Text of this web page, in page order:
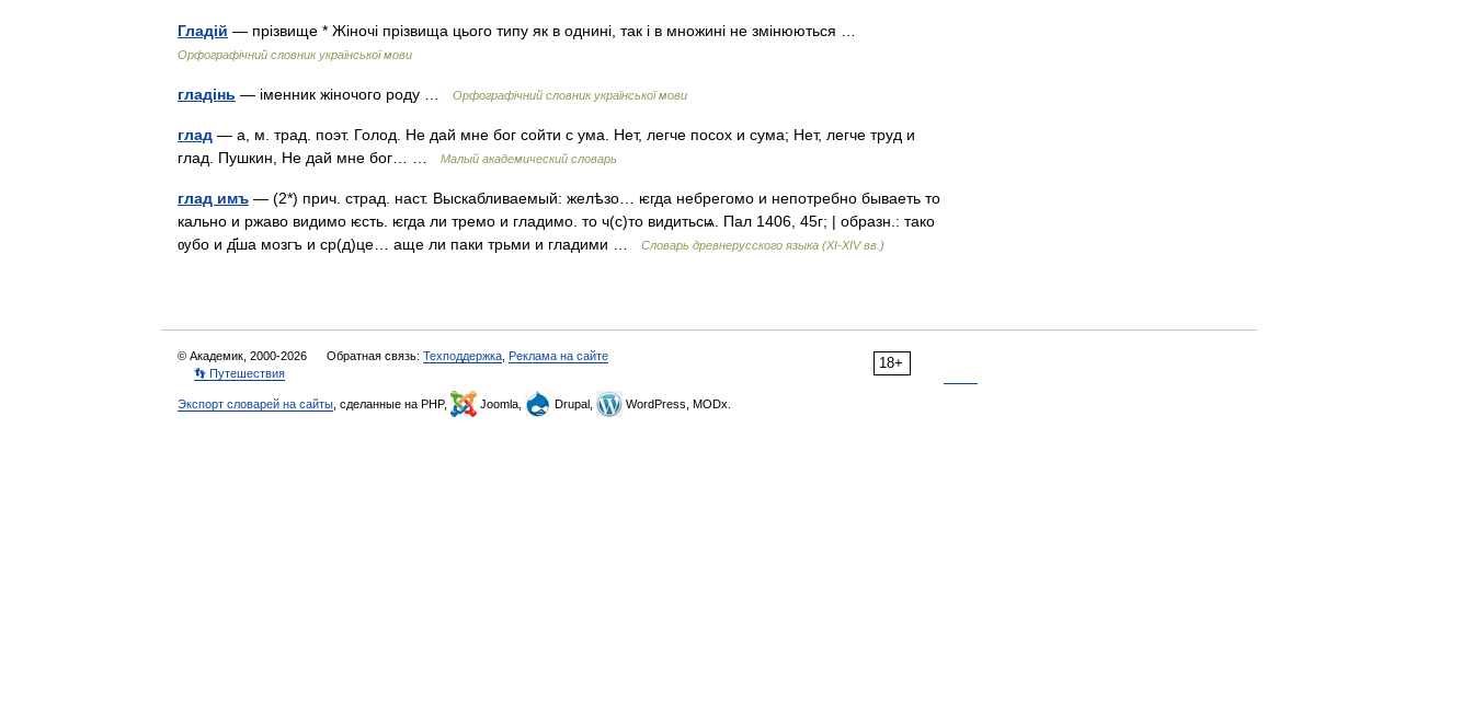
Гладій — прізвище * Жіночі прізвища цього типу як в однині, так і в множині не змінюються …
Орфографічний словник української мови
гладінь — іменник жіночого роду … Орфографічний словник української мови
глад — а, м. трад. поэт. Голод. Не дай мне бог сойти с ума. Нет, легче посох и сума; Нет, легче труд и
глад. Пушкин, Не дай мне бог… …
Малый академический словарь
глад имъ — (2*) прич. страд. наст. Выскабливаемый: желѣзо… ѥгда небрегомо и непотребно бываеть то
кально и ржаво видимо ѥсть. ѥгда ли тремо и гладимо. то ч(с)то видитьсѩ. Пал 1406, 45г; | образн.: тако
ѹбо и д҃ша мозгъ и ср(д)це… аще ли паки трьми и гладими …
Словарь древнерусского языка (XI-XIV вв.)
18+
© Академик, 2000-2026 Обратная связь: Техподдержка Реклама на сайте
👣 Путешествия
Экспорт словарей на сайты , сделанные на PHP, Joomla, Drupal, WordPress, MODx.